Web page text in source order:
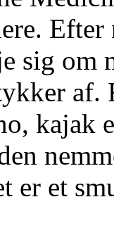
sig
kajak
er et